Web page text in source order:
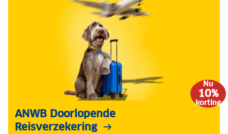
Nu
10%
korting
ANWB Doorlopende
Reisverzekering